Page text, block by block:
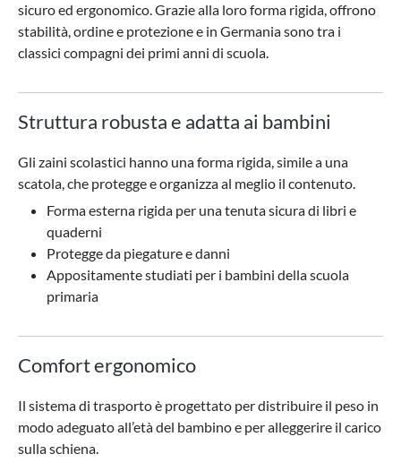
sicuro ed ergonomico. Grazie alla loro forma rigida, offrono
stabilità, ordine e protezione e in Germania sono tra i
classici compagni dei primi anni di scuola.
Struttura robusta e adatta ai bambini
Gli zaini scolastici hanno una forma rigida, simile a una
scatola, che protegge e organizza al meglio il contenuto.
Forma esterna rigida per una tenuta sicura di libri e
quaderni
Protegge da piegature e danni
Appositamente studiati per i bambini della scuola
primaria
Comfort ergonomico
Il sistema di trasporto è progettato per distribuire il peso in
modo adeguato all’età del bambino e per alleggerire il carico
sulla schiena.